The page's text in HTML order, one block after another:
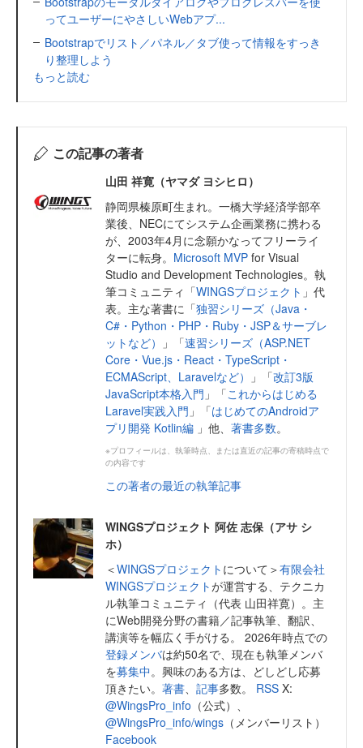
ってユーザーにやさしいWebアプ...
Bootstrapでリスト／パネル／タブ使って情報をすっき
り整理しよう
もっと読む
この記事の著者
山田 祥寛（ヤマダ ヨシヒロ）
静岡県榛原町生まれ。一橋大学経済学部卒
業後、NECにてシステム企画業務に携わる
が、2003年4月に念願かなってフリーライ
ターに転身。 Microsoft MVP for Visual
Studio and Development Technologies。執
筆コミュニティ「WINGSプロジェクト 」代
表。主な著書に「独習シリーズ（Java・
C#・Python・PHP・Ruby・JSP＆サーブレ
ットなど）
」「速習シリーズ（ASP.NET
Core・Vue.js・React・TypeScript・
ECMAScript、Laravelなど）
」「改訂3版
JavaScript本格入門 」「これからはじめる
Laravel実践入門 」「はじめてのAndroidア
プリ開発 Kotlin編 」他、 著書多数。
※プロフィールは、執筆時点、または直近の記事の寄稿時点で
の内容です
この著者の最近の執筆記事
WINGSプロジェクト 阿佐 志保（アサ シ
ホ）
＜WINGSプロジェクト について＞有限会社
WINGSプロジェクトが運営する、テクニカ
ル執筆コミュニティ（代表 山田祥寛）。主
にWeb開発分野の書籍／記事執筆、翻訳、
講演等を幅広く手がける。 2026年時点での
登録メンバは約50名で、現在も執筆メンバ
を募集中。興味のある方は、どしどし応募
頂きたい。 著書 記事多数。 RSS X:
@WingsPro_info （公式）、
@WingsPro_info/wings （メンバーリスト）
Facebook